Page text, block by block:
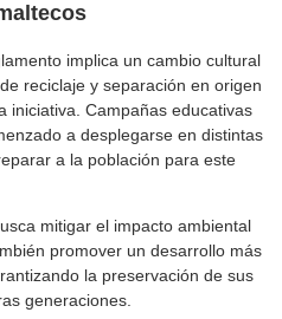
implica un cambio cultural
reciclaje y separación en origen
iniciativa. Campañas educativas
a desplegarse en distintas
a la población para este
mitigar el impacto ambiental
promover un desarrollo más
la preservación de sus
generaciones.